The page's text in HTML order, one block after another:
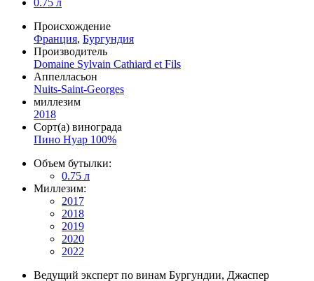
Происхождение
Франция, Бургундия
Производитель
Domaine Sylvain Cathiard et Fils
Аппелласьон
Nuits-Saint-Georges
миллезим
2018
Сорт(а) винограда
Пино Нуар 100%
Объем бутылки:
0.75 л
Миллезим:
2017
2018
2019
2020
2022
Ведущий эксперт по винам Бургундии, Джаспер